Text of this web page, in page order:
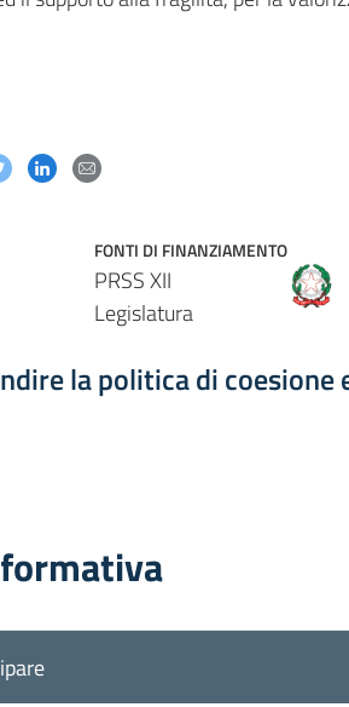
questa pagina su Facebook
Condividi questa pagina su Twitter
Condividi questa pagina su
FONTI DI FINANZIAMENTO
PRSS XII
Legislatura
la politica di coesione